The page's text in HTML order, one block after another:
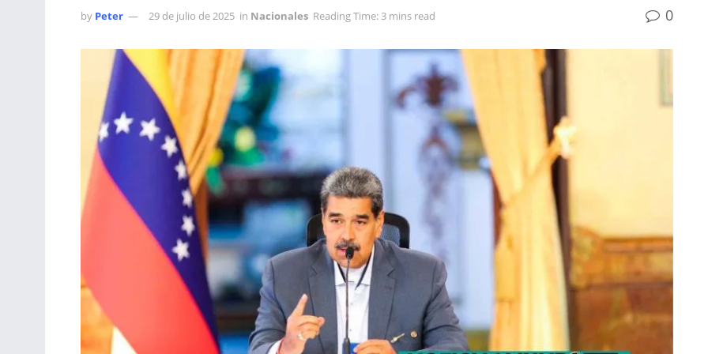
by Peter 29 de julio de 2025 in Nacionales Reading Time: 3 mins read 0